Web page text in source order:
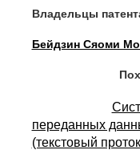
Владельцы
Бейдзин Сяоми
переданных
(текстовый